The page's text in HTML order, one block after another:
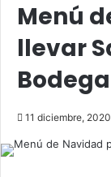
Menú
llevar
11 diciembre, 2020